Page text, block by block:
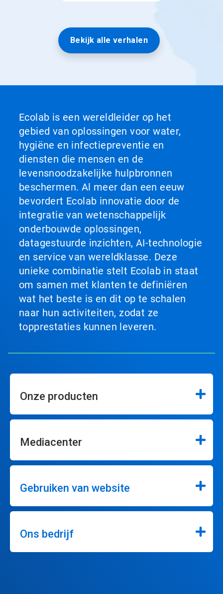
Bekijk alle verhalen
Ecolab is een wereldleider op het
gebied van oplossingen voor water,
hygiëne en infectiepreventie en
diensten die mensen en de
levensnoodzakelijke hulpbronnen
beschermen. Al meer dan een eeuw
bevordert Ecolab innovatie door de
integratie van wetenschappelijk
onderbouwde oplossingen,
datagestuurde inzichten, AI-technologie
en service van wereldklasse. Deze
unieke combinatie stelt Ecolab in staat
om samen met klanten te definiëren
wat het beste is en dit op te schalen
naar hun activiteiten, zodat ze
topprestaties kunnen leveren.
Onze producten
Mediacenter
Gebruiken van website
Ons bedrijf